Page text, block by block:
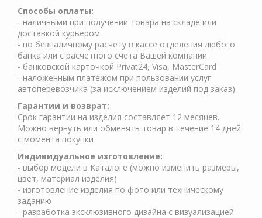
Способы оплаты:
- наличными при получении товара на складе или
доставкой курьером
- по безналичному расчету в кассе отделения любого
банка или с расчетного счета Вашей компании
- банковской карточкой Privat24, Visa, MasterCard
- наложенным платежом при пользовании услуг
автоперевозчика (за исключением изделий под заказ)
Гарантии и возврат:
Срок гарантии на изделия составляет 12 месяцев.
Можно вернуть или обменять товар в течение 14 дней
с момента покупки
Индивидуальное изготовление:
- выбор модели в Каталоге (можно изменить размеры,
цвет, материал изделия)
- изготовление изделия по фото или техническому
заданию
- разработка эксклюзивного дизайна с визуализацией